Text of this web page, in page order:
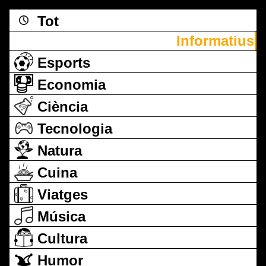
Tot
Informatius
Esports
Economia
Ciència
Tecnologia
Natura
Cuina
Viatges
Música
Cultura
Humor